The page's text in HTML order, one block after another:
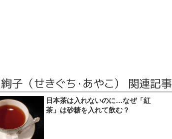
子（せきぐち・あやこ） 関連記事
日本茶は入れないのに…なぜ「紅
茶」は砂糖を入れて飲む？